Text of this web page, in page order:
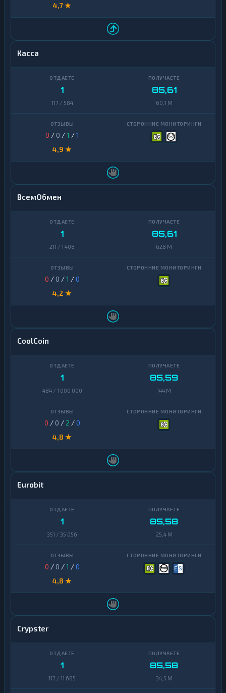
4,7 ★
Касса
1
117 / 584
85,61
60,1 M
0 / 0 /1 /1
4,9 ★
ВсемОбмен
1
211 / 1 408
85,61
628 M
0 / 0 /1 /0
4,2 ★
CoolCoin
1
484 / 1 000 000
85,59
144 M
0 / 0 / 2 /0
4,8 ★
Eurobit
1
351 / 35 056
85,58
25,4 M
0 / 0 /1 /0
4,8 ★
Crypster
1
117 / 11 685
85,58
34,5 M